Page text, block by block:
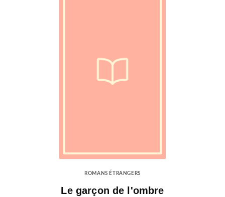
ROMANS ÉTRANGERS
Le garçon de l'ombre